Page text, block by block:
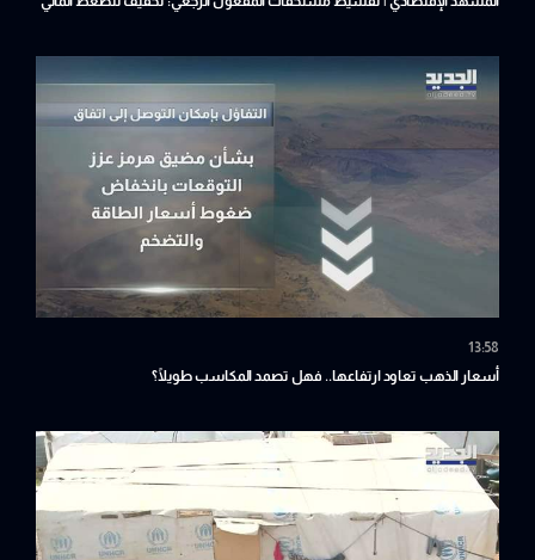
13:58
أسعار الذهب تعاود ارتفاعها.. فهل تصمد المكاسب طويلًا؟